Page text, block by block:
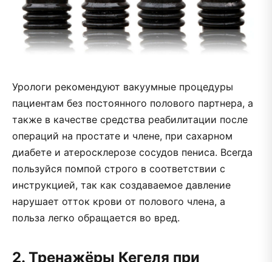
Урологи рекомендуют вакуумные процедуры
пациентам без постоянного полового партнера, а
также в качестве средства реабилитации после
операций на простате и члене, при сахарном
диабете и атеросклерозе сосудов пениса. Всегда
пользуйся помпой строго в соответствии с
инструкцией, так как создаваемое давление
нарушает отток крови от полового члена, а
польза легко обращается во вред.
2. Тренажёры Кегеля при